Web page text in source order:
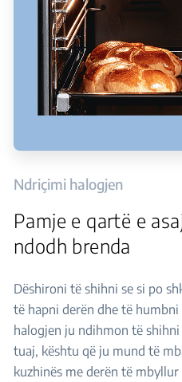
Ndriçimi halogjen
Pamje e qartë e
ndodh brenda
Dëshironi të shihni se si po
të hapni derën dhe të
halogjen ju ndihmon të
tuaj, kështu që ju mund të
kuzhinës me derën të